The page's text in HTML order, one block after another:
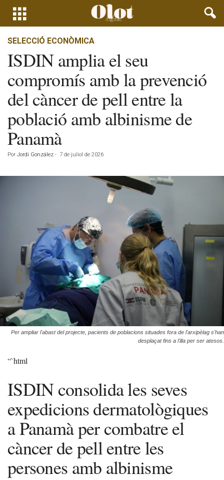
SELECCIÓ ECONÒMICA
ISDIN amplia el seu
compromís amb la prevenció
del càncer de pell entre la
població amb albinisme de
Panamà
Por Jordi González - 7 de juliol de 2026
Per ampliar l'abast del projecte, pacients de poblacions situades fora de l'arxipèlag s'han
desplaçat fins a l'illa per ser atesos.
“`html
ISDIN consolida les seves
expedicions dermatològiques
a Panamà per combatre el
càncer de pell entre les
persones amb albinisme